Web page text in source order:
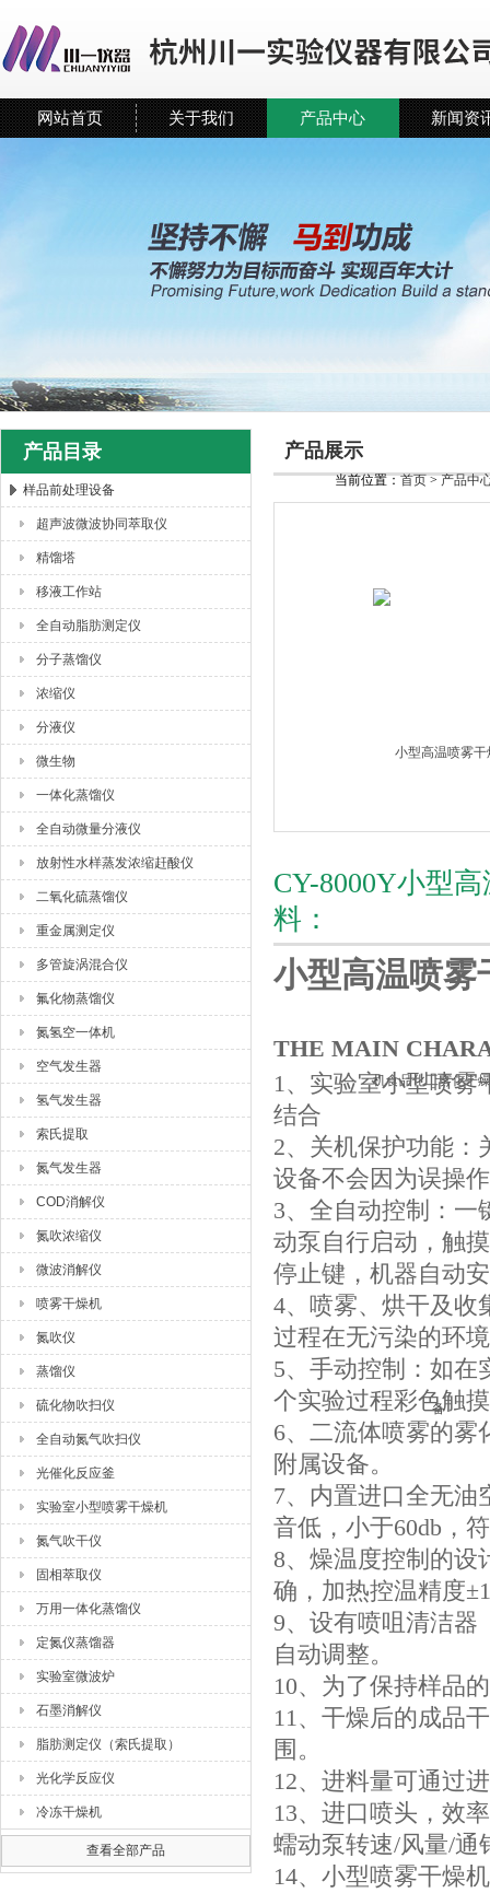
杭州川一实验仪器有限公司
网站首页 关于我们 产品中心 新闻资
产品目录
样品前处理设备
超声波微波协同萃取仪
精馏塔
移液工作站
全自动脂肪测定仪
分子蒸馏仪
浓缩仪
分液仪
微生物
一体化蒸馏仪
全自动微量分液仪
放射性水样蒸发浓缩赶酸仪
二氧化硫蒸馏仪
重金属测定仪
多管旋涡混合仪
氟化物蒸馏仪
氮氢空一体机
空气发生器
氢气发生器
索氏提取
氮气发生器
COD消解仪
氮吹浓缩仪
微波消解仪
喷雾干燥机
氮吹仪
蒸馏仪
硫化物吹扫仪
全自动氮气吹扫仪
光催化反应釜
实验室小型喷雾干燥机
氮气吹干仪
固相萃取仪
万用一体化蒸馏仪
定氮仪蒸馏器
实验室微波炉
石墨消解仪
脂肪测定仪（索氏提取）
光化学反应仪
冷冻干燥机
查看全部产品
产品展示
当前位置：首页>产品中
CY-8000Y小型
料：
小型高温喷雾
THE MAIN
1、实验室小型喷
结合
2、关机保护功能：
设备不会因为误操
3、全自动控制：一
动泵自行启动，触
停止键，机器自动
4、喷雾、烘干及收
过程在无污染的环
5、手动控制：如在
个实验过程彩色触
6、二流体喷雾的雾
附属设备。
7、内置进口全无油
音低，小于60db，
8、燥温度控制的设
确，加热控温精度
9、设有喷咀清洁器
自动调整。
10、为了保持样品
11、干燥后的成品
围。
12、进料量可通过
13、进口喷头，效
蠕动泵转速/风量/通
14、小型喷雾干燥